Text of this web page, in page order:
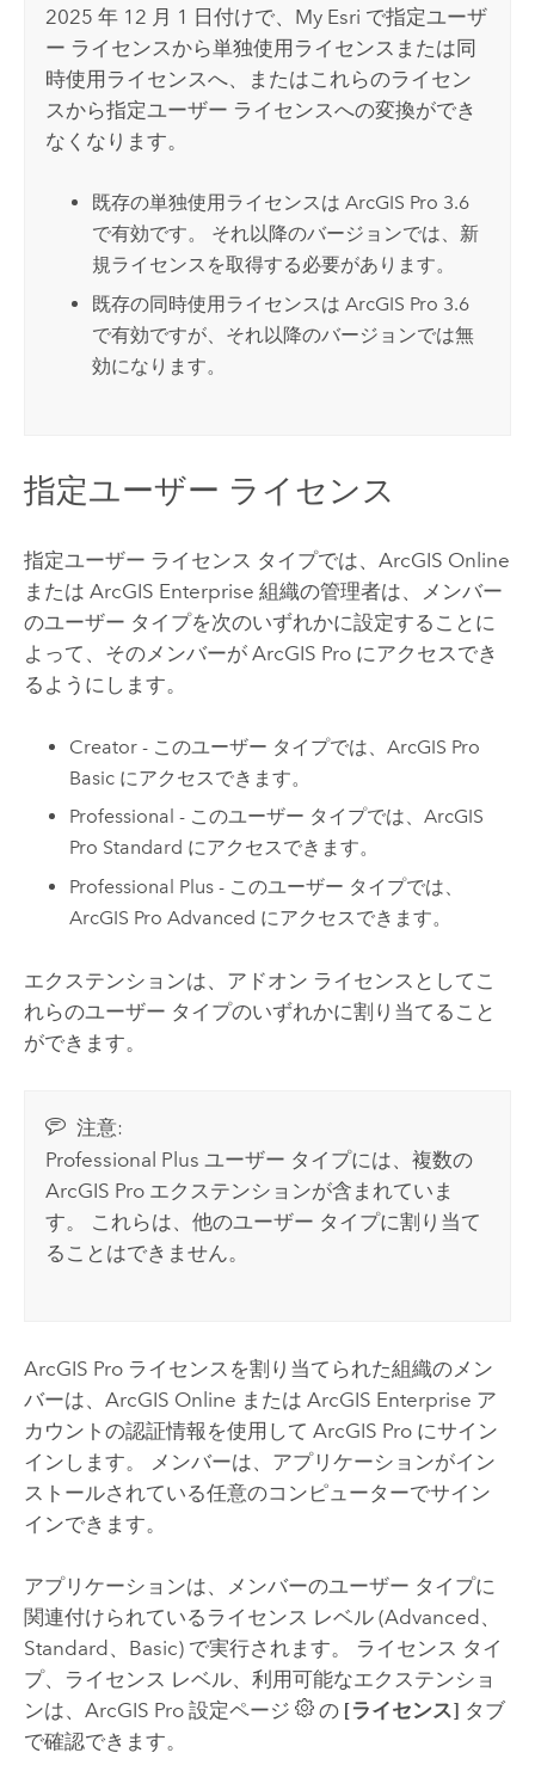
2025 年 12 月 1 日付けで、 My Esri で指定ユーザ
ー ライセンスから単独使用ライセンスまたは同
時使用ライセンスへ、またはこれらのライセン
スから指定ユーザー ライセンスへの変換ができ
なくなります。
既存の単独使用ライセンスは ArcGIS Pro 3.6
で有効です。 それ以降のバージョンでは、新
規ライセンスを取得する必要があります。
既存の同時使用ライセンスは ArcGIS Pro 3.6
で有効ですが、それ以降のバージョンでは無
効になります。
指定ユーザー ライセンス
指定ユーザー ライセンス タイプでは、 ArcGIS Online
または ArcGIS Enterprise 組織の管理者は、メンバー
のユーザー タイプを次のいずれかに設定することに
よって、そのメンバーが ArcGIS Proにアクセスでき
るようにします。
Creator - このユーザー タイプでは、ArcGIS Pro
Basic にアクセスできます。
Professional - このユーザー タイプでは、ArcGIS
Pro Standard にアクセスできます。
Professional Plus - このユーザー タイプでは、
ArcGIS Pro Advanced にアクセスできます。
エクステンションは、アドオン ライセンスとしてこ
れらのユーザー タイプのいずれかに割り当てること
ができます。
注意:
Professional Plus ユーザー タイプには、複数の
ArcGIS Pro エクステンションが含まれていま
す。 これらは、他のユーザー タイプに割り当て
ることはできません。
ArcGIS Proライセンスを割り当てられた組織のメン
バーは、 ArcGIS Online または ArcGIS Enterprise ア
カウントの認証情報を使用して ArcGIS Proにサイン
インします。 メンバーは、アプリケーションがイン
ストールされている任意のコンピューターでサイン
インできます。
アプリケーションは、メンバーのユーザー タイプに
関連付けられているライセンス レベル (Advanced、
Standard、Basic) で実行されます。 ライセンス タイ
プ、ライセンス レベル、利用可能なエクステンショ
ンは、 ArcGIS Pro設定ページ の [ライセンス] タブ
で確認できます。